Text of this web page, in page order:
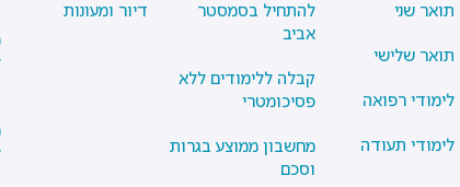
תואר שני
תואר שלישי
לימודי רפואה
לימודי תעודה
להתחיל בסמסטר
אביב
קבלה ללימודים ללא
פסיכומטרי
מחשבון ממוצע בגרות
וסכם
דיור ומעונות